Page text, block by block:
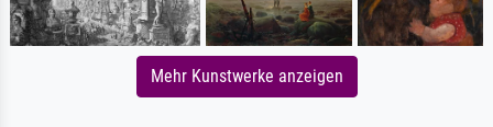
Mehr Kunstwerke anzeigen